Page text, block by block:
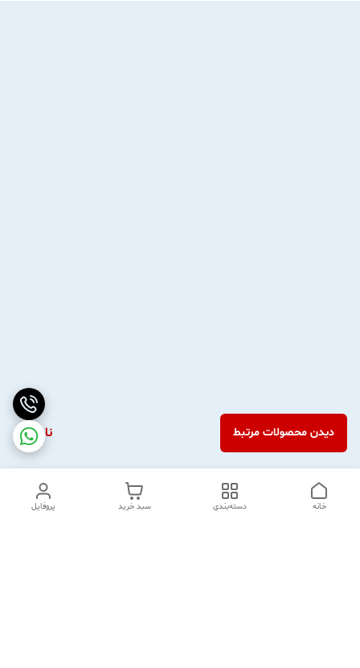
ناموجود دیدن محصولات مرتبط
پروفایل سبد خرید دسته‌بندی خانه